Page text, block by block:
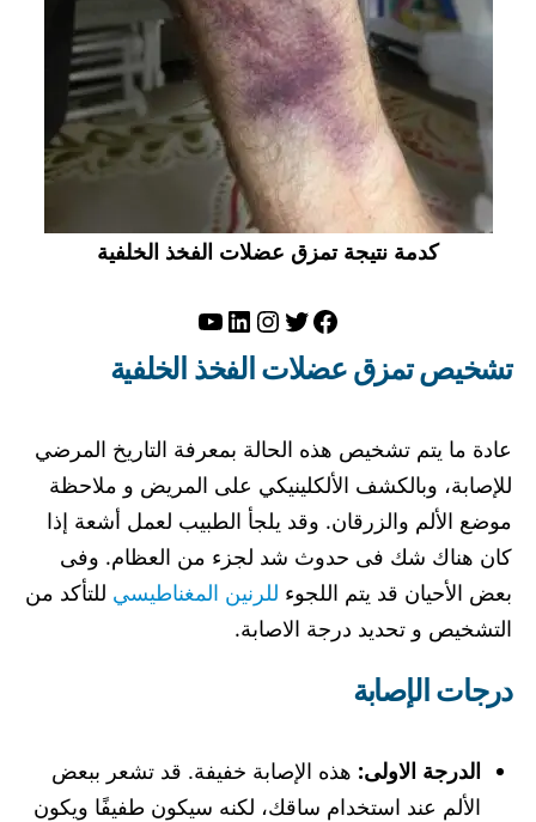
كدمة نتيجة تمزق عضلات الفخذ الخلفية
فيسبوك
تويترإنستجرام
لينكد إنيوتيوب
تشخيص تمزق عضلات الفخذ الخلفية
عادة ما يتم تشخيص هذه الحالة بمعرفة التاريخ المرضي
للإصابة، وبالكشف الألكلينيكي على المريض و ملاحظة
موضع الألم والزرقان. وقد يلجأ الطبيب لعمل أشعة إذا
كان هناك شك فى حدوث شد لجزء من العظام. وفى
بعض الأحيان قد يتم اللجوء للرنين المغناطيسي للتأكد من
التشخيص و تحديد درجة الاصابة.
درجات الإصابة
الدرجة الاولى: هذه الإصابة خفيفة. قد تشعر ببعض
الألم عند استخدام ساقك، لكنه سيكون طفيفًا ويكون